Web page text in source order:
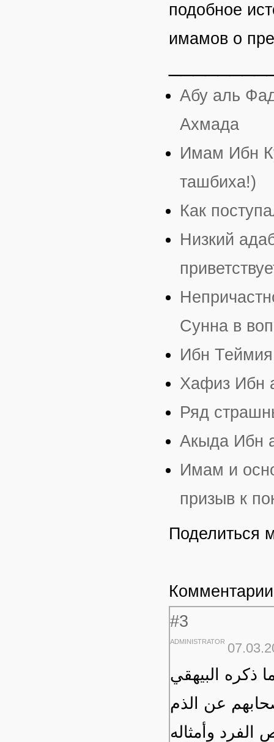
подобное
имамов о
Абу аль
Ахмада
Имам Ибн
ташбиха!)
Как
Низкий
Сунна в
Ибн
Хафиз Ибн
Ряд
Акыда Ибн
Имам и
призыв к
Поделиться
Комментарии
#3
ADMINISTRATOR
ذكره البيهقي
عن الذم
وأمثاله